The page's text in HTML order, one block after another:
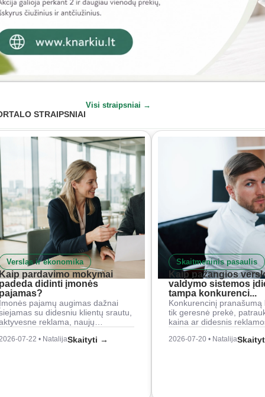
STRAIPSNIAI
Visi straipsniai →
Verslas ir ekonomika
pardavimo mokymai
didinti įmonės
pajamų augimas dažnai
su didesniu klientų srautu,
reklama, naujų…
07-22 • NatalijaSkaityti →
Skaitmeninis pasaulis
Kaip pažangios
valdymo sistemos
tampa konkurenci...
Konkurencinį pranašumą
tik geresnė prekė,
kaina ar didesnis
2026-07-20 • Natalija